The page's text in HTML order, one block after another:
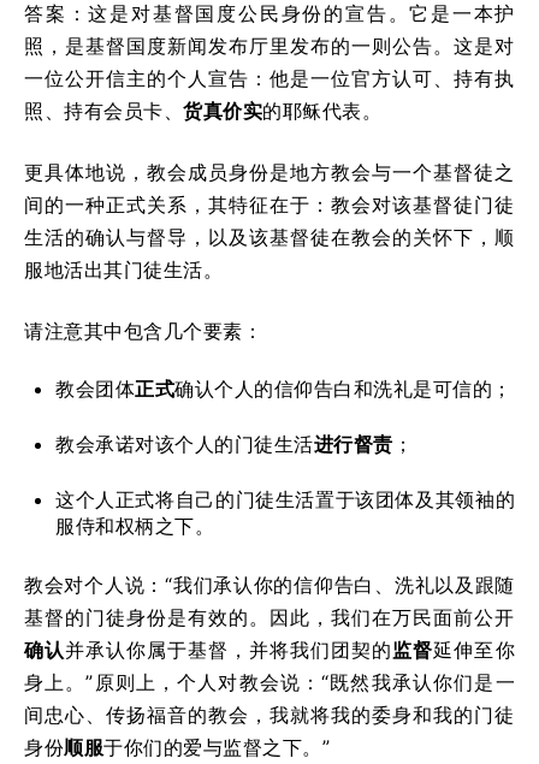
答案：这是对基督国度公民身份的宣告。它是一本护
照，是基督国度新闻发布厅里发布的一则公告。这是对
一位公开信主的个人宣告：他是一位官方认可、持有执
照、持有会员卡、 货真价实的耶稣代表。
更具体地说，教会成员身份是地方教会与一个基督徒之
间的一种正式关系，其特征在于：教会对该基督徒门徒
生活的确认与督导，以及该基督徒在教会的关怀下，顺
服地活出其门徒生活。
请注意其中包含几个要素：
教会团体正式确认个人的信仰告白和洗礼是可信的；
教会承诺对该个人的门徒生活进行督责 ；
这个人正式将自己的门徒生活置于该团体及其领袖的
服侍和权柄之下。
教会对个人说：“我们承认你的信仰告白、洗礼以及跟随
基督的门徒身份是有效的。因此，我们在万民面前公开
确认并承认你属于基督，并将我们团契的监督延伸至你
身上。”原则上，个人对教会说：“既然我承认你们是一
间忠心、传扬福音的教会，我就将我的委身和我的门徒
身份顺服于你们的爱与监督之下。”